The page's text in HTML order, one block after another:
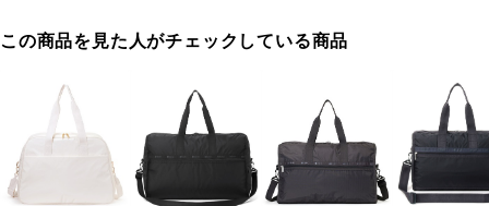
この商品を見た人がチェックしている商品